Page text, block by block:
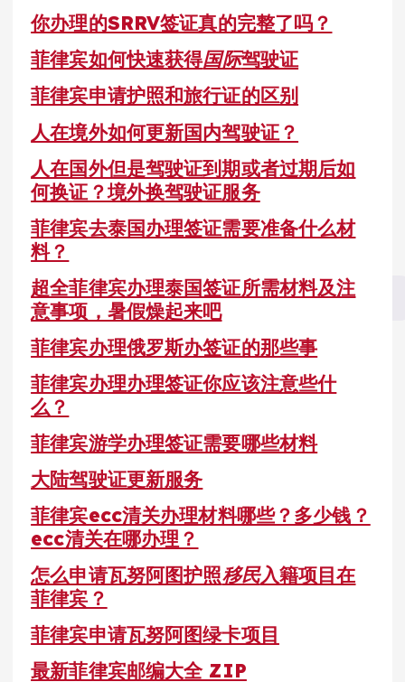
你办理的SRRV签证真的完整了吗？
菲律宾如何快速获得国际驾驶证
菲律宾申请护照和旅行证的区别
人在境外如何更新国内驾驶证？
人在国外但是驾驶证到期或者过期后如
何换证？境外换驾驶证服务
菲律宾去泰国办理签证需要准备什么材
料？
超全菲律宾办理泰国签证所需材料及注
意事项，暑假燥起来吧
菲律宾办理俄罗斯办签证的那些事
菲律宾办理办理签证你应该注意些什
么？
菲律宾游学办理签证需要哪些材料
大陆驾驶证更新服务
菲律宾ecc清关办理材料哪些？多少钱？
ecc清关在哪办理？
怎么申请瓦努阿图护照移民入籍项目在
菲律宾？
菲律宾申请瓦努阿图绿卡项目
最新菲律宾邮编大全 ZIP